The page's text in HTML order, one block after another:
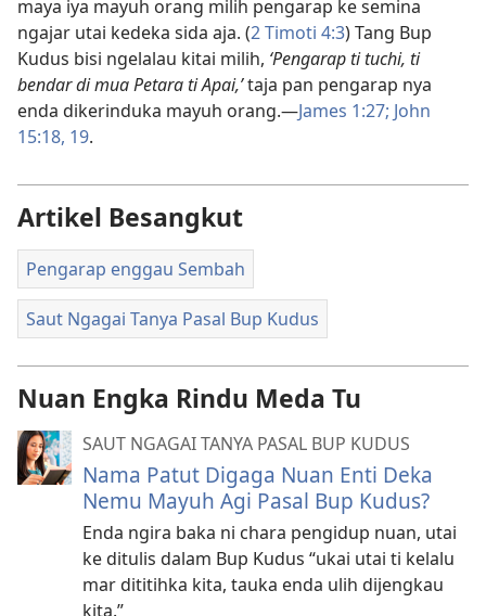
maya iya mayuh orang milih pengarap ke semina
ngajar utai kedeka sida aja. (2 Timoti 4:3) Tang Bup
Kudus bisi ngelalau kitai milih, ‘Pengarap ti tuchi, ti
bendar di mua Petara ti Apai,’taja pan pengarap nya
enda dikerinduka mayuh orang.—James 1:27; John
15:18, 19.
Artikel Besangkut
Pengarap enggau Sembah
Saut Ngagai Tanya Pasal Bup Kudus
Nuan Engka Rindu Meda Tu
SAUT NGAGAI TANYA PASAL BUP KUDUS
Nama Patut Digaga Nuan Enti Deka
Nemu Mayuh Agi Pasal Bup Kudus?
Enda ngira baka ni chara pengidup nuan, utai
ke ditulis dalam Bup Kudus “ukai utai ti kelalu
mar dititihka kita, tauka enda ulih dijengkau
kita.”